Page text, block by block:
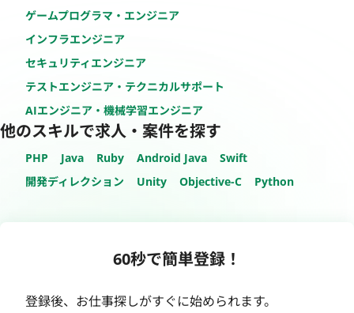
ゲームプログラマ・エンジニア
インフラエンジニア
セキュリティエンジニア
テストエンジニア・テクニカルサポート
AIエンジニア・機械学習エンジニア
他のスキルで求人・案件を探す
PHP Java Ruby Android Java
Swift
開発ディレクション
Unity Objective-C Python
60秒で簡単登録！
登録後、お仕事探しがすぐに始められます。